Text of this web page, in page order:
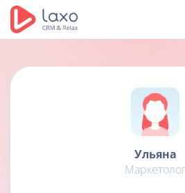
Ульяна